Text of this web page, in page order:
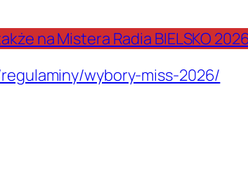
na Mistera Radia BIELSKO
wybory-miss-2026/